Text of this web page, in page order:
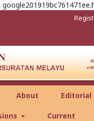
About Editorial
Current